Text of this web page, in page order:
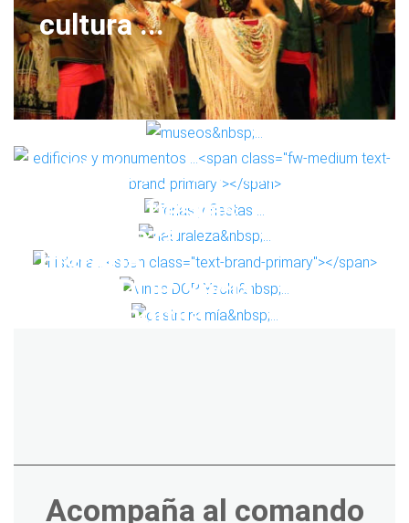
cultura...
museos ...
edificios y monumentos ...
ferias y fiestas ...
naturaleza ...
historia ...
vinos DOP Yecla ...
gastronomía ...
Acompaña al comando